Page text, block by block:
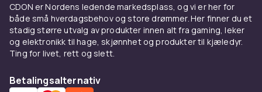
Strøm: 2 stk. AA-batterier (ikke inkluderet)
Kode/teknologi: Fixed code
CDON er Nordens ledende markedsplass, og vi er her for
både små hverdagsbehov og store drømmer. Her finner du et
stadig større utvalg av produkter innen alt fra gaming, leker
og elektronikk til hage, skjønnhet og produkter til kjæledyr.
Ting for livet, rett og slett.
Betalingsalternativ